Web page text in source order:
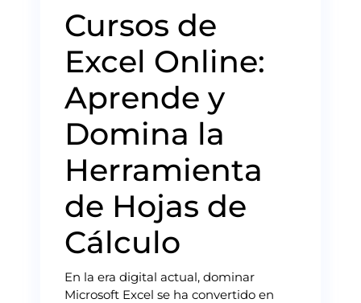
Cursos de
Excel Online:
Aprende y
Domina la
Herramienta
de Hojas de
Cálculo
En la era digital actual, dominar
Microsoft Excel se ha convertido en